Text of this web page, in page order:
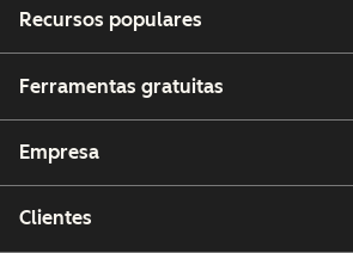
Recursos populares
Ferramentas gratuitas
Empresa
Clientes